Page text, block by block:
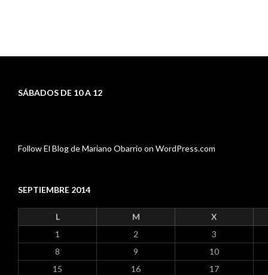
SÁBADOS DE 10 A 12
Follow El Blog de Mariano Obarrio on WordPress.com
SEPTIEMBRE 2014
L M X
1 2
3
8
9
10
15
16
17